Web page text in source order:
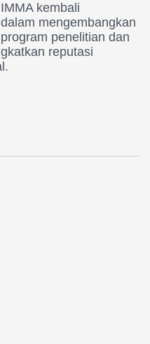
kembali
mengembangkan
penelitian dan
reputasi